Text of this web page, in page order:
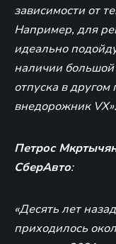
зависимости от
Например, для
идеально
наличии
отпуска в
внедорожник VX».
Петрос
СберАвто:
«Десять лет
приходилось